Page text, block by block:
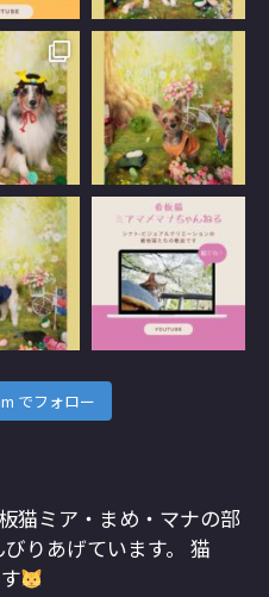
でフォロー
猫ミア・まめ・マナの部
りあげています。 猫